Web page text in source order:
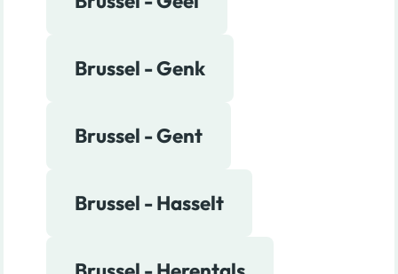
Brussel - Genk
Brussel - Gent
Brussel - Hasselt